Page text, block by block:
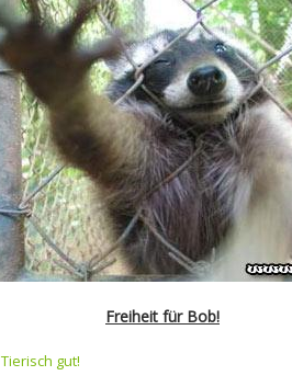
Freiheit für Bob!
Tierisch gut!